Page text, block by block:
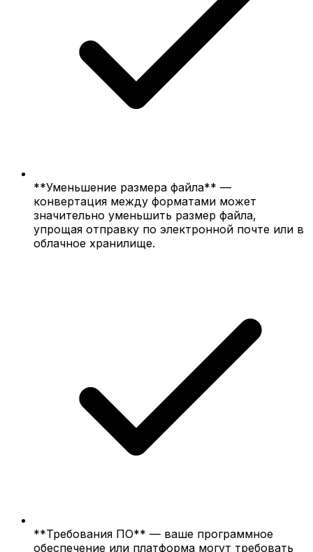
**Уменьшение размера файла** —
конвертация между форматами может
значительно уменьшить размер файла,
упрощая отправку по электронной почте или в
облачное хранилище.
**Требования ПО** — ваше программное
обеспечение или платформа могут требовать